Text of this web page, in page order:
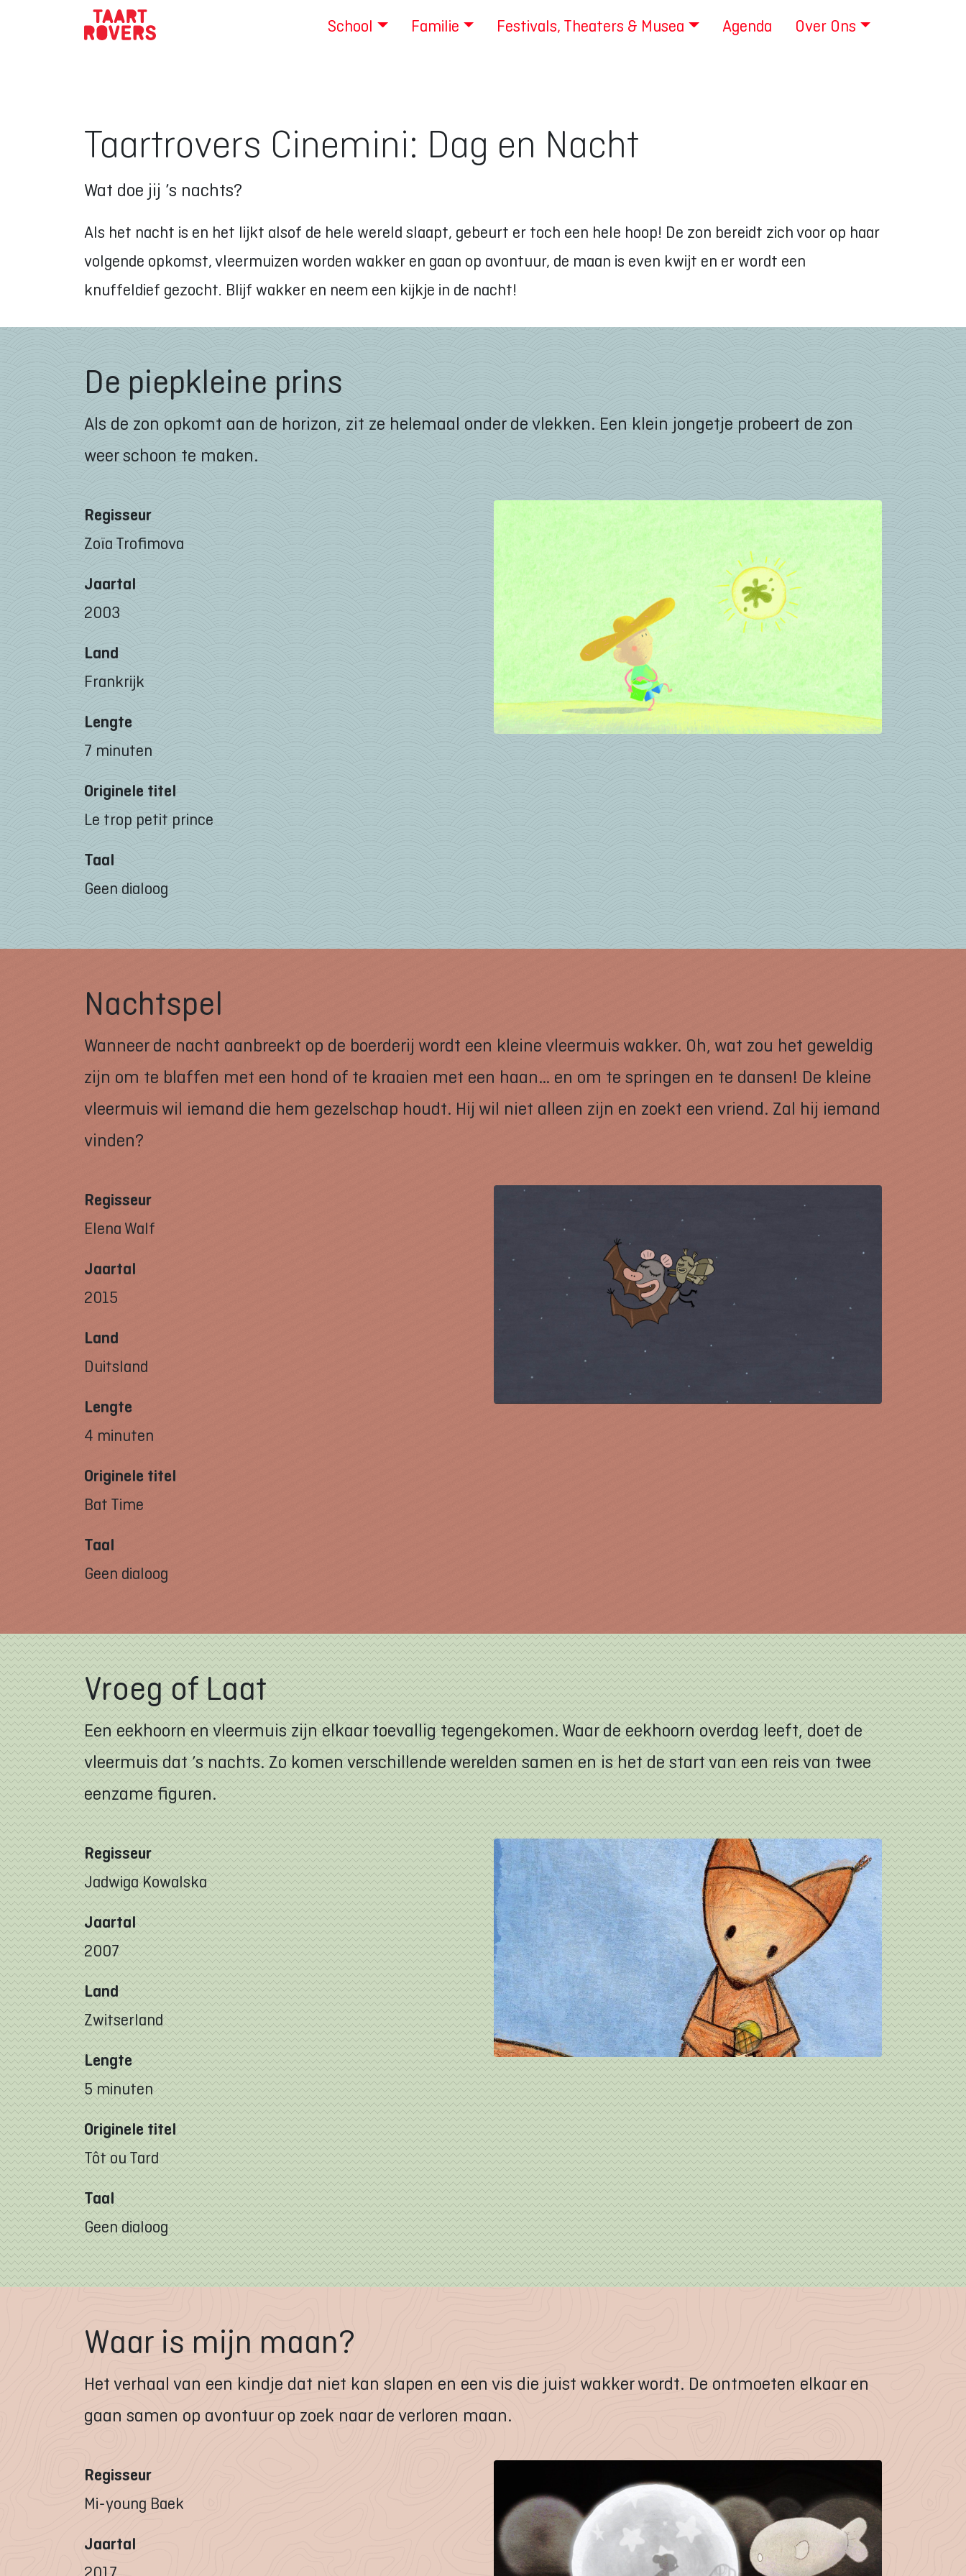
School Familie Festivals, Theaters & Musea Agenda Over Ons
Taartrovers Cinemini: Dag en Nacht
Wat doe jij ’s nachts?
Als het nacht is en het lijkt alsof de hele wereld slaapt, gebeurt er toch een hele hoop! De zon bereidt zich voor op haar
volgende opkomst, vleermuizen worden wakker en gaan op avontuur, de maan is even kwijt en er wordt een
knuffeldief gezocht. Blijf wakker en neem een kijkje in de nacht!
De piepkleine prins
Als de zon opkomt aan de horizon, zit ze helemaal onder de vlekken. Een klein jongetje probeert de zon
weer schoon te maken.
Regisseur
Zoïa Trofimova
Jaartal
2003
Land
Frankrijk
Lengte
7 minuten
Originele titel
Le trop petit prince
Taal
Geen dialoog
Nachtspel
Wanneer de nacht aanbreekt op de boerderij wordt een kleine vleermuis wakker. Oh, wat zou het geweldig
zijn om te blaffen met een hond of te kraaien met een haan… en om te springen en te dansen! De kleine
vleermuis wil iemand die hem gezelschap houdt. Hij wil niet alleen zijn en zoekt een vriend. Zal hij iemand
vinden?
Regisseur
Elena Walf
Jaartal
2015
Land
Duitsland
Lengte
4 minuten
Originele titel
Bat Time
Taal
Geen dialoog
Vroeg of Laat
Een eekhoorn en vleermuis zijn elkaar toevallig tegengekomen. Waar de eekhoorn overdag leeft, doet de
vleermuis dat ’s nachts. Zo komen verschillende werelden samen en is het de start van een reis van twee
eenzame figuren.
Regisseur
Jadwiga Kowalska
Jaartal
2007
Land
Zwitserland
Lengte
5 minuten
Originele titel
Tôt ou Tard
Taal
Geen dialoog
Waar is mijn maan?
Het verhaal van een kindje dat niet kan slapen en een vis die juist wakker wordt. De ontmoeten elkaar en
gaan samen op avontuur op zoek naar de verloren maan.
Regisseur
Mi-young Baek
Jaartal